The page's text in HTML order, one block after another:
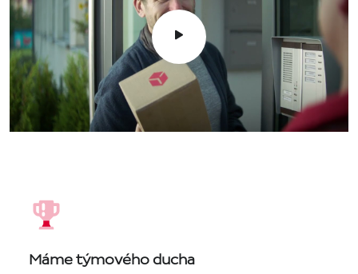
Máme týmového ducha